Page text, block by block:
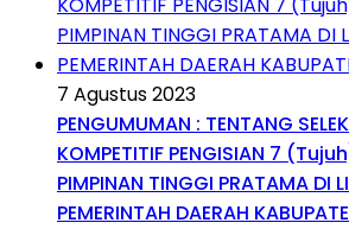
7 Agustus 2023
PENGUMUMAN : TENTANG
KOMPETITIF PENGISIAN 7
PIMPINAN TINGGI PRATAMA DI
PEMERINTAH DAERAH